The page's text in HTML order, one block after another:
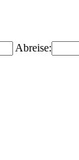
Abreise: